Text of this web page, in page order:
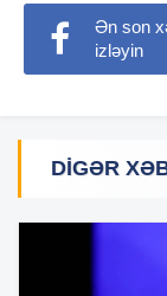
Ən son
izləyin
DIGƏR